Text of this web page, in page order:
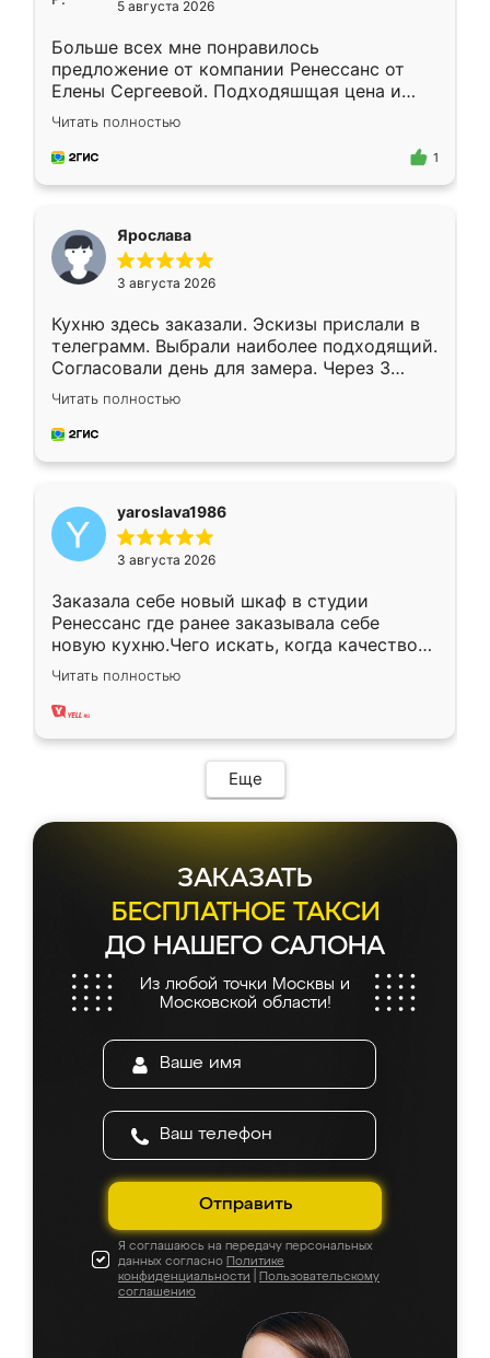
5 августа 2026
Больше всех мне понравилось
предложение от компании Ренессанс от
Елены Сергеевой. Подходяшщая цена и
короткие сроки изготовления. Приехавший
для замера сотрудник Владислав
предложил по моему эскизу самый
Читать полностью
1
Ярослава
3 августа 2026
Кухню здесь заказали. Эскизы прислали в
телеграмм. Выбрали наиболее подходящий.
Согласовали день для замера. Через 3
недели кухня была уже готова. Остались
довольны работой. Спасибо Ренессанс
мебель за качественную работу!
Читать полностью
yaroslava1986
3 августа 2026
Заказала себе новый шкаф в студии
Ренессанс где ранее заказывала себе
новую кухню.Чего искать, когда качеством
вполне довольна. Служит кухня уже почти
два года, нареканий нет.
Читать полностью
Еще
ЗАКАЗАТЬ
БЕСПЛАТНОЕ ТАКСИ
ДО НАШЕГО САЛОНА
Из любой точки Москвы и
Московской области!
Отправить
Я соглашаюсь на передачу персональных
данных согласно Политике
конфиденциальности
Пользовательскому
соглашению